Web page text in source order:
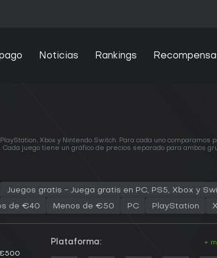
Noticias Rankings
Xbox y Nintendo Switch. Para cada uno comparamos
juego tiene un gráfico de precios separado para ambos
Juegos gratis - Juega gratis en PC, PS5, Xbox y
de €40 Menos de €50 PC PlayStation
Plataforma: +